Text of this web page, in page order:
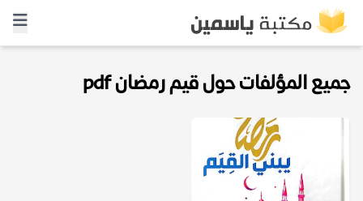
جميع المؤلفات حول قيم رمضان pdf